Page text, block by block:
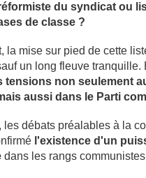
du syndicat ou
de classe ?
la mise sur pied de cette
un long fleuve tranquille.
tensions non seulement
aussi dans le Parti
les débats préalables à la
l'existence d'un
dans les rangs